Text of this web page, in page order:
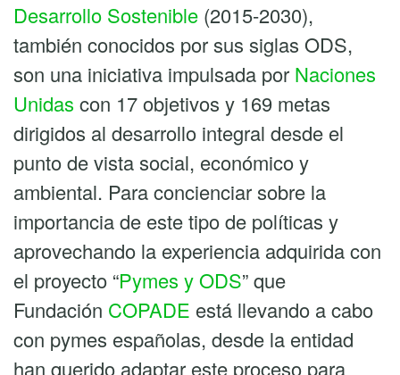
Desarrollo Sostenible (2015-2030),
también conocidos por sus siglas ODS,
son una iniciativa impulsada por Naciones
Unidas con 17 objetivos y 169 metas
dirigidos al desarrollo integral desde el
punto de vista social, económico y
ambiental. Para concienciar sobre la
importancia de este tipo de políticas y
aprovechando la experiencia adquirida con
el proyecto “Pymes y ODS” que
Fundación COPADE está llevando a cabo
con pymes españolas, desde la entidad
han querido adaptar este proceso para